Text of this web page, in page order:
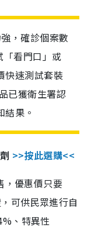
，確診個案數
「看門口」或
快速測試套裝
已獲衛生署認
果。
>>按此選購<<
，優惠價只要
可供民眾進行自
、特異性